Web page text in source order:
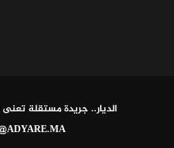
الديار.. جريدة مستقلة